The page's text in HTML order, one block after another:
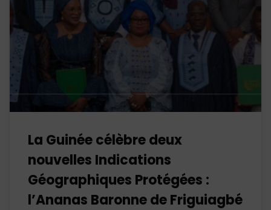
La Guinée célèbre deux
nouvelles Indications
Géographiques Protégées :
l’Ananas Baronne de Friguiagbé